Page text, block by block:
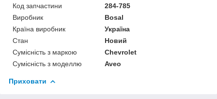
Код запчастини
284-785
Виробник
Bosal
Країна виробник
Україна
Стан
Новий
Сумісність з маркою
Chevrolet
Сумісність з моделлю
Aveo
Приховати